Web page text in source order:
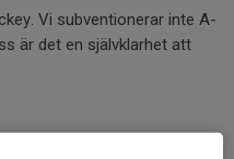
Vi subventionerar inte A-
är det en självklarhet att